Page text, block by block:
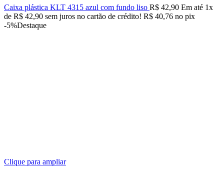
Caixa plástica KLT 4315 azul com fundo liso R$ 42,90 Em até 1x
de R$ 42,90 sem juros no cartão de crédito! R$ 40,76 no pix
-5%Destaque
Clique para ampliar